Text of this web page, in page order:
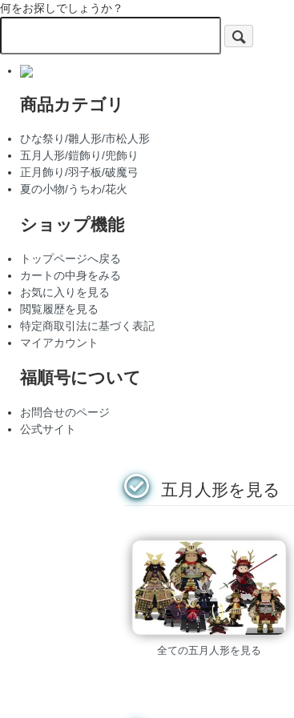
何をお探しでしょうか？
商品カテゴリ
ひな祭り/雛人形/市松人形
五月人形/鎧飾り/兜飾り
正月飾り/羽子板/破魔弓
夏の小物/うちわ/花火
ショップ機能
トップページへ戻る
カートの中身をみる
お気に入りを見る
閲覧履歴を見る
特定商取引法に基づく表記
マイアカウント
福順号について
お問合せのページ
公式サイト
五月人形を見る
全ての五月人形を見る